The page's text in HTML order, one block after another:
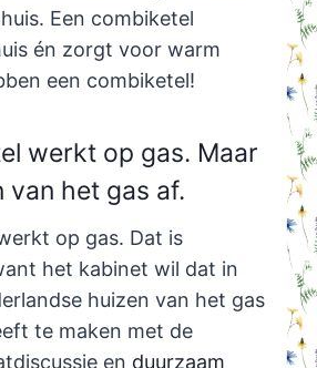
Een combiketel
én zorgt voor warm
een combiketel!
werkt op gas. Maar
van het gas af.
op gas. Dat is
het kabinet wil dat in
huizen van het gas
te maken met de
en duurzaam